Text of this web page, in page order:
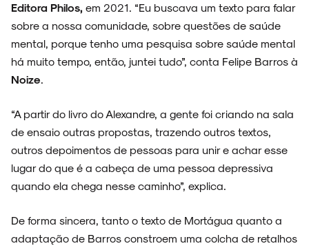
Editora Philos, em 2021. “Eu buscava um texto para falar
sobre a nossa comunidade, sobre questões de saúde
mental, porque tenho uma pesquisa sobre saúde mental
há muito tempo, então, juntei tudo”, conta Felipe Barros à
Noize.
“A partir do livro do Alexandre, a gente foi criando na sala
de ensaio outras propostas, trazendo outros textos,
outros depoimentos de pessoas para unir e achar esse
lugar do que é a cabeça de uma pessoa depressiva
quando ela chega nesse caminho”, explica.
De forma sincera, tanto o texto de Mortágua quanto a
adaptação de Barros constroem uma colcha de retalhos